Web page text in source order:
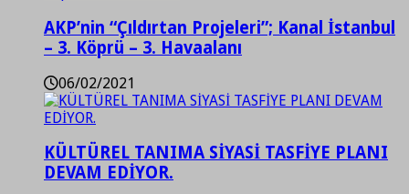
AKP’nin “Çıldırtan Projeleri”; Kanal İstanbul
– 3. Köprü – 3. Havaalanı
06/02/2021
KÜLTÜREL TANIMA SİYASİ TASFİYE PLANI
DEVAM EDİYOR.